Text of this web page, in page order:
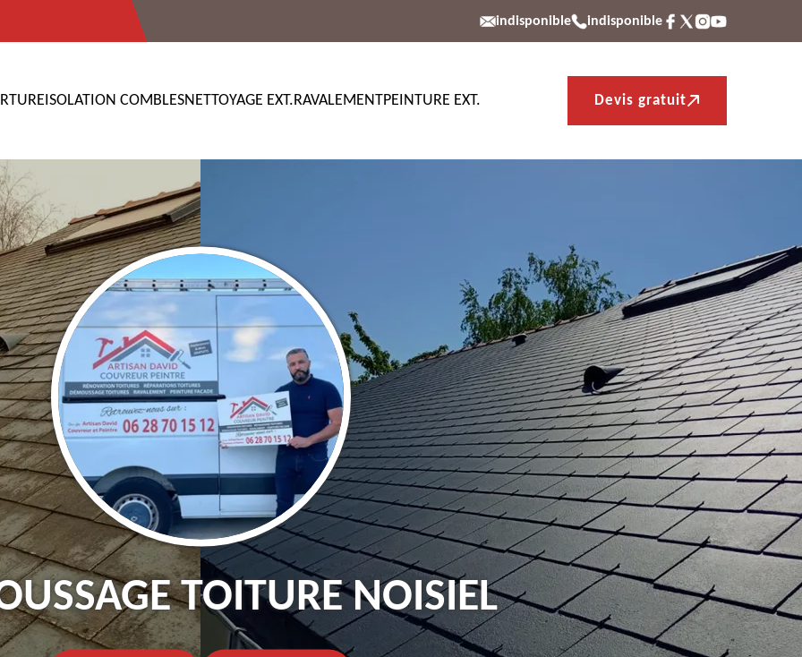
indisponible indisponible
ISOLATION COMBLESNETTOYAGE EXT.RAVALEMENTPEINTURE EXT. Devis gratuit
TOITURE NOISIEL